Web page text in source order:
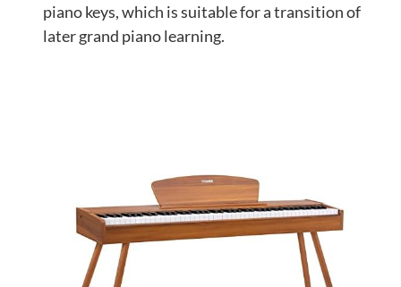
piano keys, which is suitable for a transition of
later grand piano learning.